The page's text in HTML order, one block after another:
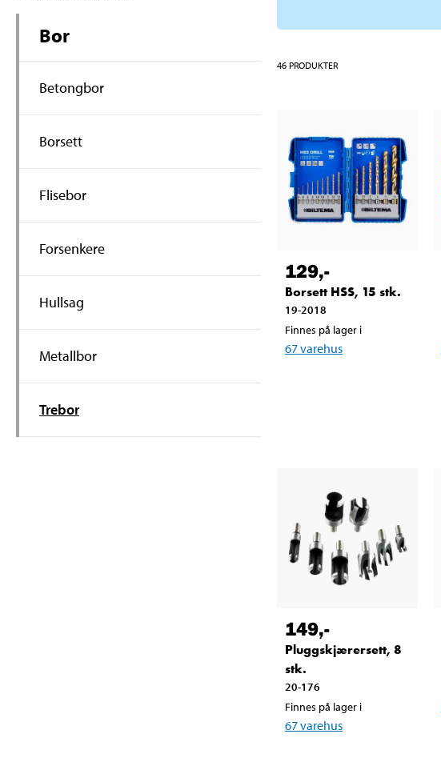
Bor
Betongbor
Borsett
Flisebor
Forsenkere
Hullsag
Metallbor
Trebor
46 PRODUKTER
129,-
Borsett HSS, 15 stk.
19-2018
Finnes på lager i
67varehus
149,-
Pluggskjærersett, 8
stk.
20-176
Finnes på lager i
67varehus